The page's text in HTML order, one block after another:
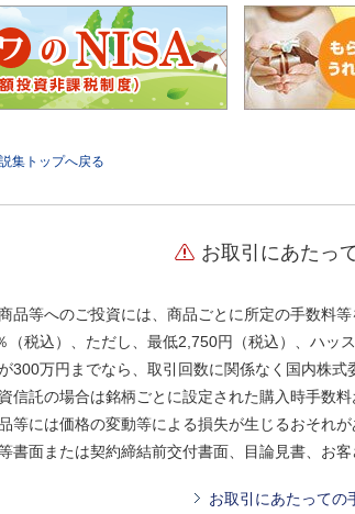
集トップへ戻る
お取引にあたっ
品等へのご投資には、商品ごとに所定の手数料
（税込）、ただし、最低2,750円（税込）、ハッ
300万円までなら、取引回数に関係なく国内株
信託の場合は銘柄ごとに設定された購入時手数
等には価格の変動等による損失が生じるおそれ
書面または契約締結前交付書面、目論見書、お客
お取引にあたっての